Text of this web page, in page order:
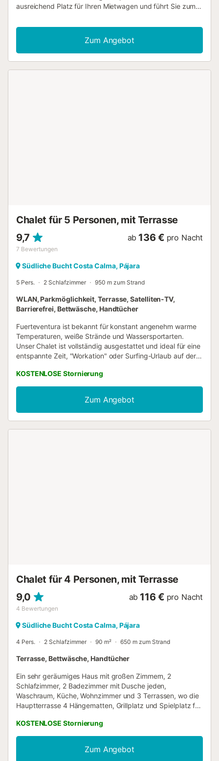
ausreichend Platz für Ihren Mietwagen und führt Sie zum
davon mit ensuite gelegenem Bad mit Dusche, Bidet und
Doppelwaschbecken. Das zweite Badezimmer bietet
außerdem Platz für die Waschmaschine. Wohnzimmer und
Küche sind hochwertig möbliert und ausgestattet. Eine
Zum Angebot
Chalet für 5 Personen, mit Terrasse
9,7
7 Bewertungen
ab 136 € pro Nacht
Südliche Bucht Costa Calma, Pájara
5 Pers. 2 Schlafzimmer 950 m zum Strand
WLAN, Parkmöglichkeit, Terrasse, Satelliten-TV,
Barrierefrei, Bettwäsche, Handtücher
Fuerteventura ist bekannt für konstant angenehm warme
Temperaturen, weiße Strände und Wassersportarten.
Unser Chalet ist vollständig ausgestattet und ideal für eine
entspannte Zeit, "Workation" oder Surfing-Urlaub auf der
vom Strand entfernt - alternativ gibt es aber eine
teilüberdachte Terrasse mit eigenem (!) , solarbeheizten
Pool an dem man sich entspannen kann. Ein Supermarkt
und weitere Einkaufsmöglichkeiten befinden sich fußläufig
in der Nähe. Im Chalet finden sich zwei Schlafzimmer, ein
KOSTENLOSE Stornierung
Zum Angebot
Chalet für 4 Personen, mit Terrasse
9,0
4 Bewertungen
ab 116 € pro Nacht
Südliche Bucht Costa Calma, Pájara
4 Pers. 2 Schlafzimmer 90 m² 650 m zum Strand
Terrasse, Bettwäsche, Handtücher
Ein sehr geräumiges Haus mit großen Zimmern, 2
Schlafzimmer, 2 Badezimmer mit Dusche jeden,
Waschraum, Küche, Wohnzimmer und 3 Terrassen, wo die
Hauptterrasse 4 Hängematten, Grillplatz und Spielplatz für
Calma, in der Nähe von La Pared surfen oder Costa Calma
5 Minuten von der Innenstadt von Wind -. Rene-Egli Kite
am Strand von Sotavento....
KOSTENLOSE Stornierung
Zum Angebot